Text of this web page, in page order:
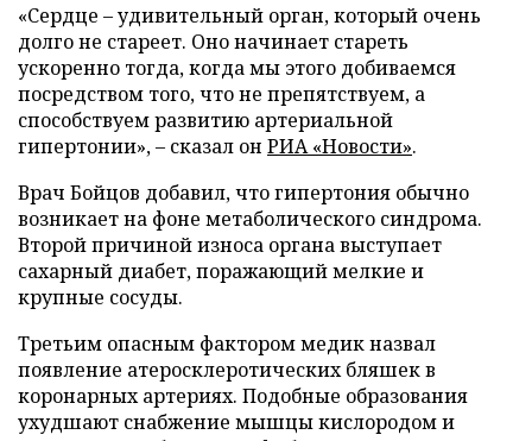
«Сердце – удивительный орган, который очень
долго не стареет. Оно начинает стареть
ускоренно тогда, когда мы этого добиваемся
посредством того, что не препятствуем, а
способствуем развитию артериальной
гипертонии», – сказал он РИА «Новости».
Врач Бойцов добавил, что гипертония обычно
возникает на фоне метаболического синдрома.
Второй причиной износа органа выступает
сахарный диабет, поражающий мелкие и
крупные сосуды.
Третьим опасным фактором медик назвал
появление атеросклеротических бляшек в
коронарных артериях. Подобные образования
ухудшают снабжение мышцы кислородом и